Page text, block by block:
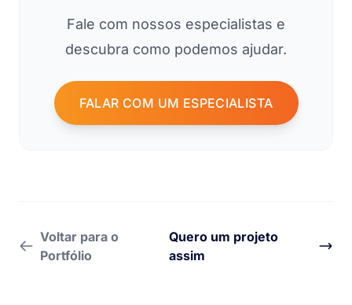
Fale com nossos especialistas e
descubra como podemos ajudar.
FALAR COM UM ESPECIALISTA
Voltar para o
Portfólio
Quero um projeto
assim